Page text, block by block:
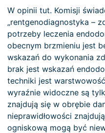
W opinii tut. Komisji
„rentgenodiagnostyka –
potrzeby leczenia
obecnym brzmieniu jest
wskazań do wykonania
brak jest wskazań
techniki jest
wyraźnie widoczne są
znajdują się w obrębie
nieprawidłowości
ogniskową mogą być